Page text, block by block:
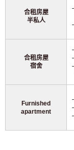
合租房屋
半私人
合租房屋
宿舍
Furnished
apartment